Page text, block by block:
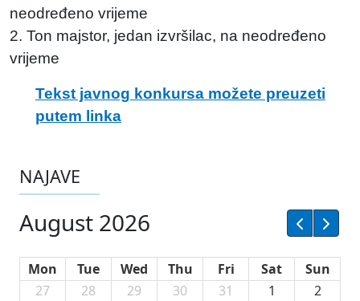
neodređeno vrijeme
2. Ton majstor, jedan izvršilac, na neodređeno
vrijeme
Tekst javnog konkursa možete preuzeti
putem linka
NAJAVE
August 2026
Mon Tue Wed Thu Fri Sat
Sun
27
28 29 30 31 1 2